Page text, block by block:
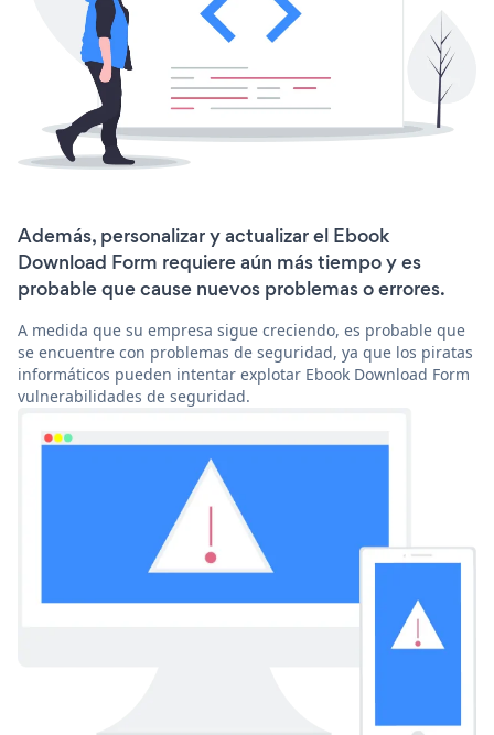
Además, personalizar y actualizar el Ebook
Download Form requiere aún más tiempo y es
probable que cause nuevos problemas o errores.
A medida que su empresa sigue creciendo, es probable que
se encuentre con problemas de seguridad, ya que los piratas
informáticos pueden intentar explotar Ebook Download Form
vulnerabilidades de seguridad.